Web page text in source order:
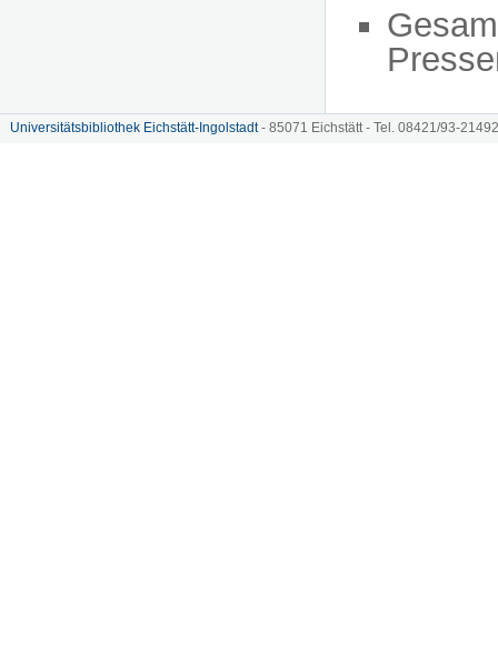
Universitätsbibliothek Eichstätt-Ingolstadt- 85071 Eichstätt - Tel. 08421/93-